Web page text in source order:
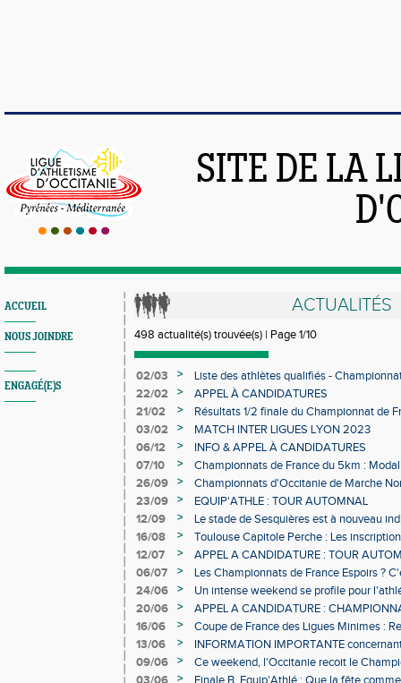
SITE DE LA
ACCUEIL
NOUS JOINDRE
ENGAGÉ(E)S
ACTUALITÉS
498 actualité(s) trouvée(s) | Page 1/10
02/03 >
Liste des athlètes qualifiés -
Individuels en salle
22/02 >
APPEL À CANDIDATURES
21/02
>
Résultats 1/2 finale du Championnat de
03/02
>
MATCH INTER LIGUES LYON 2023
06/12
>
INFO & APPEL À CANDIDATURES
07/10
>
Championnats de France du 5km :
Open
26/09 >
Championnats d'Occitanie de Marche
23/09
>
EQUIP'ATHLE : TOUR AUTOMNAL
12/09
>
Le stade de Sesquières est à nouveau
16/08
>
Toulouse Capitole Perche : Les
12/07
>
APPEL A CANDIDATURE : TOUR
06/07
>
Les Championnats de France Espoirs ?
24/06
>
Un intense weekend se profile pour
20/06
>
APPEL A CANDIDATURE :
16/06
>
Coupe de France des Ligues Minimes :
13/06
>
INFORMATION IMPORTANTE
d'Or à Castres le 19 Juin 2022
09/06 >
Ce weekend, l'Occitanie recoit le
Montagne 2022 !
>